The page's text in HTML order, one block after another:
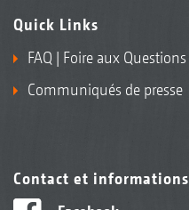
Quick Links
FAQ | Foire aux Questions
Communiqués de presse
Contact et informations